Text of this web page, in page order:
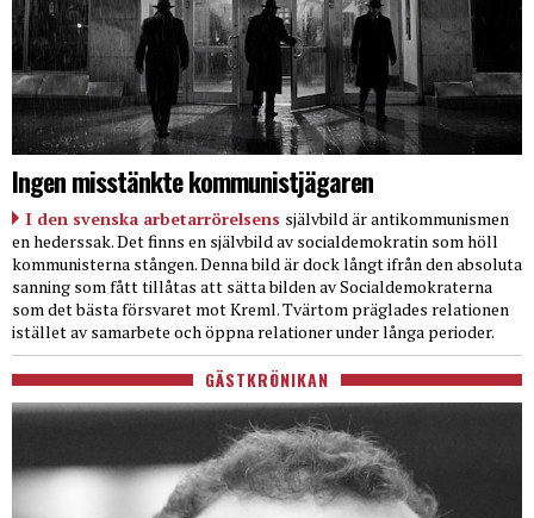
Ingen misstänkte kommunistjägaren
I den svenska arbetarrörelsens självbild är antikommunismen
en hederssak. Det finns en självbild av socialdemokratin som höll
kommunisterna stången. Denna bild är dock långt ifrån den absoluta
sanning som fått tillåtas att sätta bilden av Socialdemokraterna
som det bästa försvaret mot Kreml. Tvärtom präglades relationen
istället av samarbete och öppna relationer under långa perioder.
GÄSTKRÖNIKAN